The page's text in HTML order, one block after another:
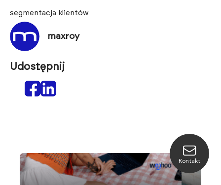
segmentacja klientów
maxroy
Udostępnij
Kontakt